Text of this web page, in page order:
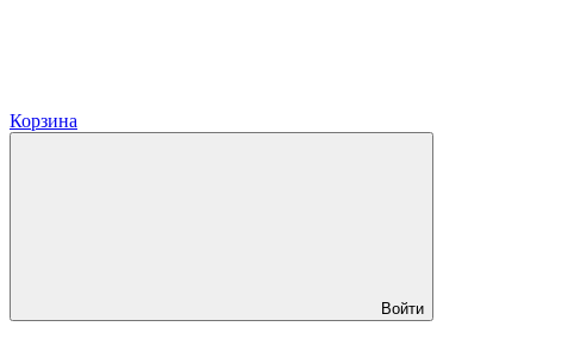
Корзина
Войти